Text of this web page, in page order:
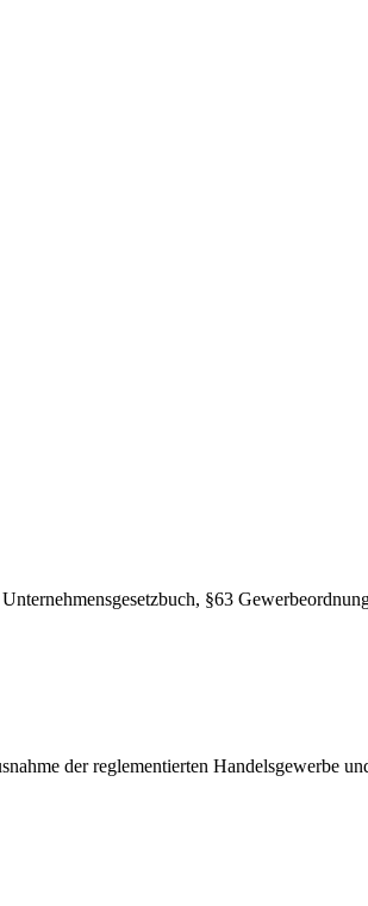
§63
der reglementierten Handelsgewerbe